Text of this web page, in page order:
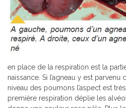
en place de la respiration est la
naissance. Si l’agneau y est parvenu
niveau des poumons l’aspect est
première respiration déplie les